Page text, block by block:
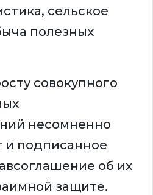
сельское
полезных
совокупного
несомненно
и подписанное
об их
защите.